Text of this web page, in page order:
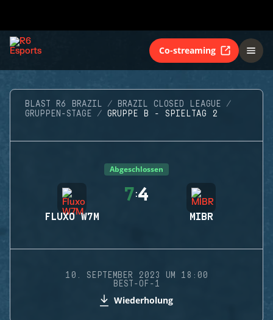
Co-streaming
BLAST R6 BRAZIL
BRAZIL CLOSED LEAGUE
GRUPPEN-STAGE
GRUPPE B - SPIELTAG 2
Abgeschlossen
FLUXO W7M
7:4
MIBR
10. SEPTEMBER 2023 UM 18:00
BEST-OF-1
Wiederholung